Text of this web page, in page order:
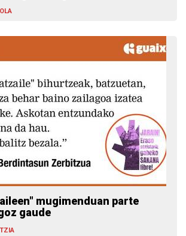
mugimenduan parte
gaude